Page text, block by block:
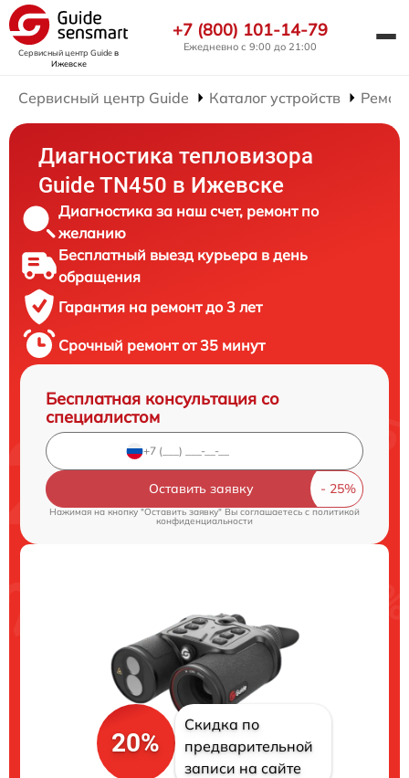
Сервисный центр Guideв
Ижевске
+7 (800) 101-14-79
Ежедневно с 9:00 до 21:00
Сервисный центр Guide Каталог устройств
Диагностика тепловизора
Guide TN450 в Ижевске
Диагностика за наш счет, ремонт по
желанию
Бесплатный выезд курьера в день
обращения
Гарантия на ремонт до 3 лет
Срочный ремонт от 35 минут
Бесплатная консультация со
специалистом
Оставить заявку
Нажимая на кнопку "Оставить заявку" Вы соглашаетесь cполитикой
конфиденциальности
20%
Скидка по
предварительной
записи на сайте